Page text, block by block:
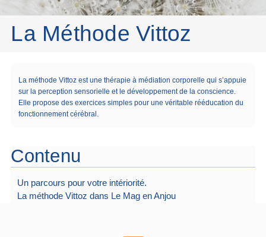
La Méthode Vittoz
La méthode Vittoz est une thérapie à médiation corporelle qui s’appuie
sur la perception sensorielle et le développement de la conscience.
Elle propose des exercices simples pour une véritable rééducation du
fonctionnement cérébral.
Contenu
Un parcours pour votre intériorité.
La méthode Vittoz dans Le Mag en Anjou